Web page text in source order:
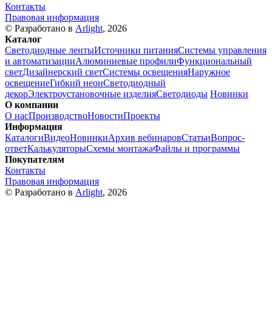
Контакты
Правовая информация
© Разработано в Arlight, 2026
Каталог
Светодиодные лентыИсточники питанияСистемы управления
и автоматизацииАлюминиевые профилиФункциональный
светДизайнерский светСистемы освещенияНаружное
освещениеГибкий неонСветодиодный
декорЭлектроустановочные изделияСветодиоды Новинки
О компании
О насПроизводствоНовостиПроекты
Информация
КаталогиВидеоНовинкиАрхив вебинаровСтатьиВопрос-
ответКалькуляторыСхемы монтажаФайлы и программы
Покупателям
Контакты
Правовая информация
© Разработано в Arlight, 2026